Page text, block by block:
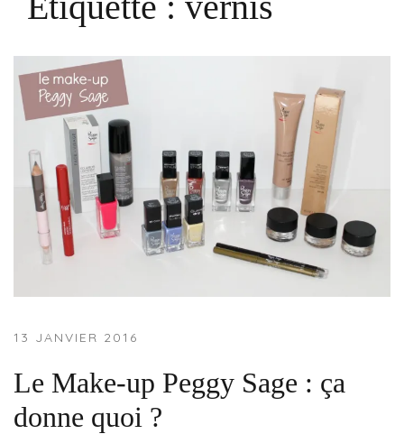
13 JANVIER 2016
Le Make-up Peggy Sage : ça
donne quoi ?